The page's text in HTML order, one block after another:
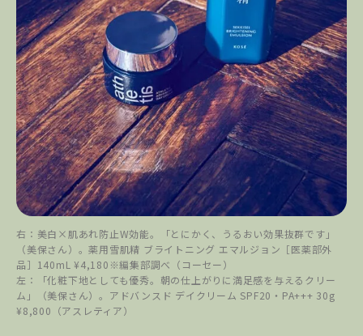
右：美白×肌あれ防止W効能。「とにかく、うるおい効果抜群です」
（美保さん）。薬用雪肌精 ブライトニング エマルジョン［医薬部外
品］140mL ¥4,180※編集部調べ（コーセー）
左：「化粧下地としても優秀。朝の仕上がりに満足感を与えるクリー
ム」（美保さん）。アドバンスド デイクリーム SPF20・PA+++ 30g
¥8,800（アスレティア）